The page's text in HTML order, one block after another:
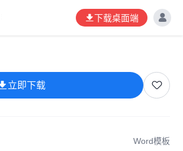
下载桌面端
立即下载
Word模板